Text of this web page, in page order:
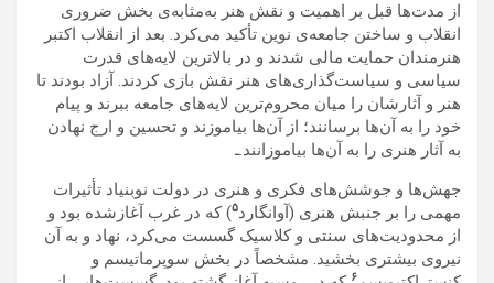
از مدت‌ها قبل بر اهمیت و نقش هنر به‌مثابه‌ی بخش ضروری
انقلاب و ساختن جامعه‌ی نوین تأکید می‌کرد. بعد از انقلاب اکتبر
هنرمندان حمایت مالی شدند و در بالاترین لایه‌های قدرت
سیاسی و سیاست‌گذاری‌های هنر نقش بازی کردند. آزاد بودند تا
هنر و آثارشان را میان محروم‌ترین لایه‌های جامعه ببرند و پیام
خود را به آن‌ها برسانند؛ از آن‌ها بیاموزند و تحسین و ارج نهادن
به آثار هنری را به آن‌ها بیاموزانند.ـ
جهش‌ها و جوشش‌های فکری و هنری در دولت نوبنیاد تأثیرات
مهمی را بر جنبش هنری (آوانگارد۵) که در غرب آغازشده بود و
از محدودیت‌های سنتی و کلاسیک گسست می‌کرد، نهاد و به آن
نیروی بیشتری بخشید. مشخصاً در بخش سوپرماتیسم و
۶